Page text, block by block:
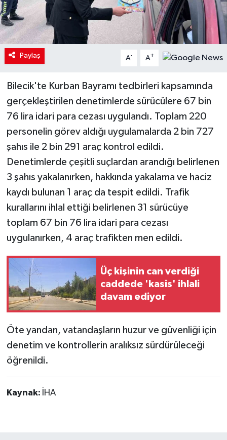
Paylaş A- A+
Bilecik'te Kurban Bayramı tedbirleri kapsamında
gerçekleştirilen denetimlerde sürücülere 67 bin
76 lira idari para cezası uygulandı. Toplam 220
personelin görev aldığı uygulamalarda 2 bin 727
şahıs ile 2 bin 291 araç kontrol edildi.
Denetimlerde çeşitli suçlardan arandığı belirlenen
3 şahıs yakalanırken, hakkında yakalama ve haciz
kaydı bulunan 1 araç da tespit edildi. Trafik
kurallarını ihlal ettiği belirlenen 31 sürücüye
toplam 67 bin 76 lira idari para cezası
uygulanırken, 4 araç trafikten men edildi.
Üç kişinin can verdiği
caddede 'kasis' ihlali
davam ediyor
Öte yandan, vatandaşların huzur ve güvenliği için
denetim ve kontrollerin aralıksız sürdürüleceği
öğrenildi.
Kaynak: İHA